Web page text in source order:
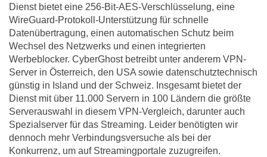
Dienst bietet eine 256-Bit-AES-Verschlüsselung, eine
WireGuard-Protokoll-Unterstützung für schnelle
Datenübertragung, einen automatischen Schutz beim
Wechsel des Netzwerks und einen integrierten
Werbeblocker. CyberGhost betreibt unter anderem VPN-
Server in Österreich, den USA sowie datenschutztechnisch
günstig in Island und der Schweiz. Insgesamt bietet der
Dienst mit über 11.000 Servern in 100 Ländern die größte
Serverauswahl in diesem VPN-Vergleich, darunter auch
Spezialserver für das Streaming. Leider benötigten wir
dennoch mehr Verbindungsversuche als bei der
Konkurrenz, um auf Streamingportale zuzugreifen.